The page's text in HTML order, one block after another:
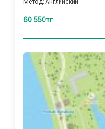
Метод: Английский
60 550тг